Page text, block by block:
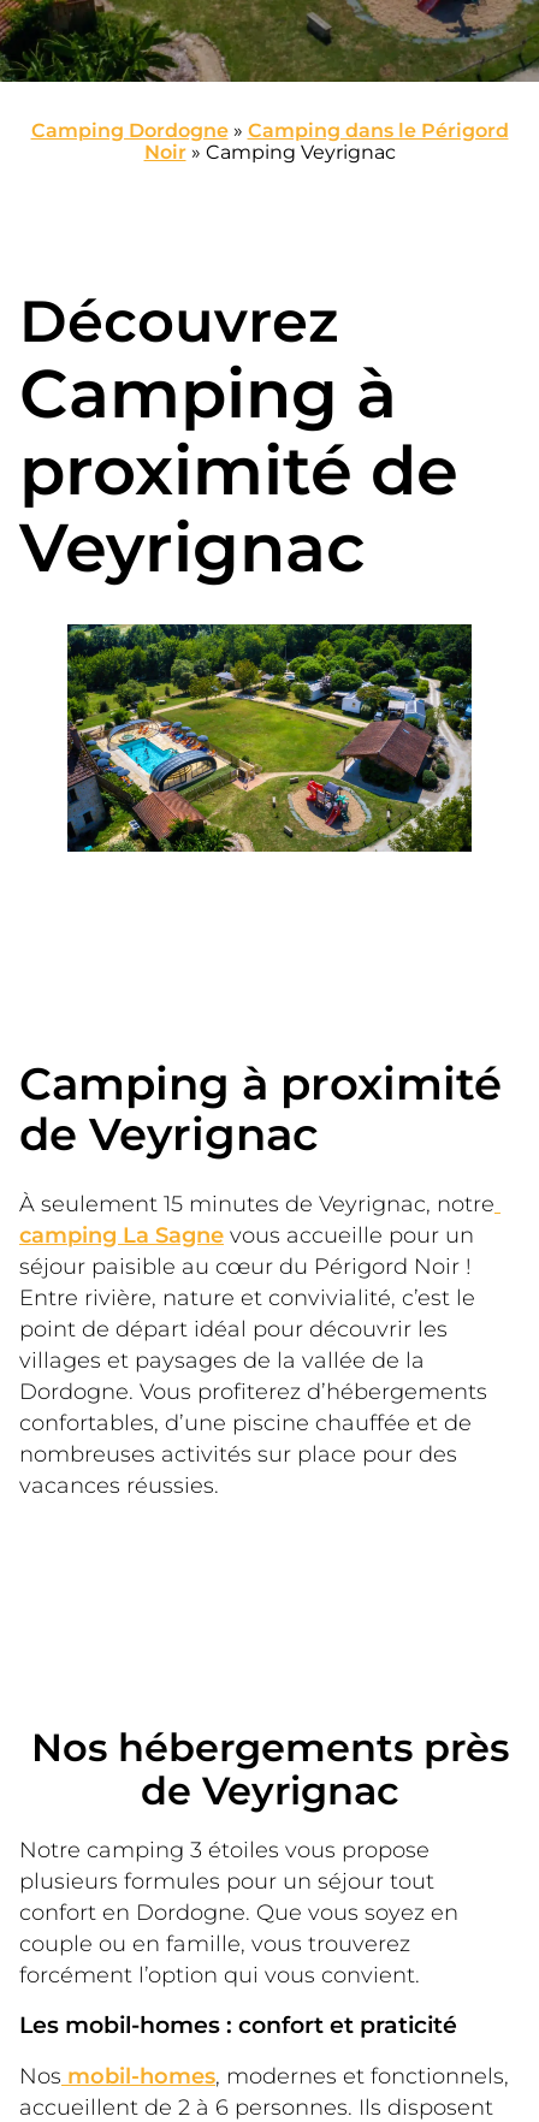
Camping Dordogne» Camping dans le Périgord
Noir» Camping Veyrignac
Découvrez
Camping à
proximité de
Veyrignac
Camping à proximité
de Veyrignac
À seulement 15 minutes de Veyrignac, notre
camping La Sagne vous accueille pour un
séjour paisible au cœur du Périgord Noir !
Entre rivière, nature et convivialité, c’est le
point de départ idéal pour découvrir les
villages et paysages de la vallée de la
Dordogne. Vous profiterez d’hébergements
confortables, d’une piscine chauffée et de
nombreuses activités sur place pour des
vacances réussies.
Nos hébergements près
de Veyrignac
Notre camping 3 étoiles vous propose
plusieurs formules pour un séjour tout
confort en Dordogne. Que vous soyez en
couple ou en famille, vous trouverez
forcément l’option qui vous convient.
Les mobil-homes : confort et praticité
Nos mobil-homes, modernes et fonctionnels,
accueillent de 2 à 6 personnes. Ils disposent